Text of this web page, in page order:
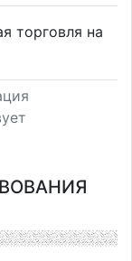
торговля на